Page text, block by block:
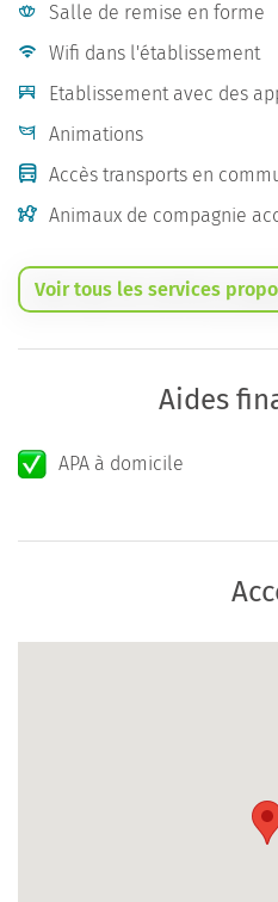
Salle de remise en forme
Wifi dans l'établissement
Etablissement avec des
Animations
Accès transports en
Animaux de compagnie
Voir tous les services
Aides
APA à domicile